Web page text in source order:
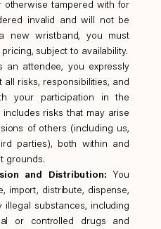
otherwise tampered with for
invalid and will not be
new wristband, you must
subject to availability.
an attendee, you expressly
risks, responsibilities, and
your participation in the
includes risks that may arise
of others (including us,
parties), both within and
grounds.
and Distribution: You
import, distribute, dispense,
illegal substances, including
or controlled drugs and